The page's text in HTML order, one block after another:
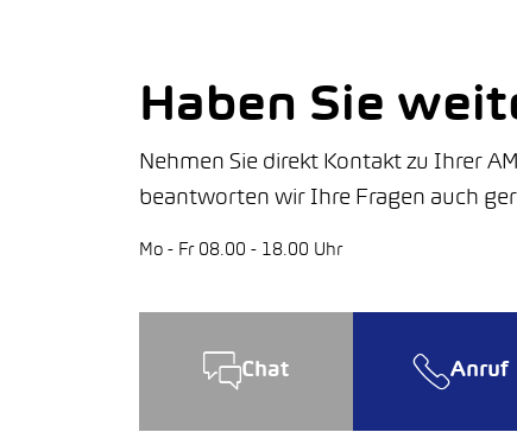
Haben Sie
Nehmen Sie direkt Kontakt zu Ihrer
beantworten wir Ihre Fragen auch
Mo - Fr 08.00 - 18.00 Uhr
Chat Anruf